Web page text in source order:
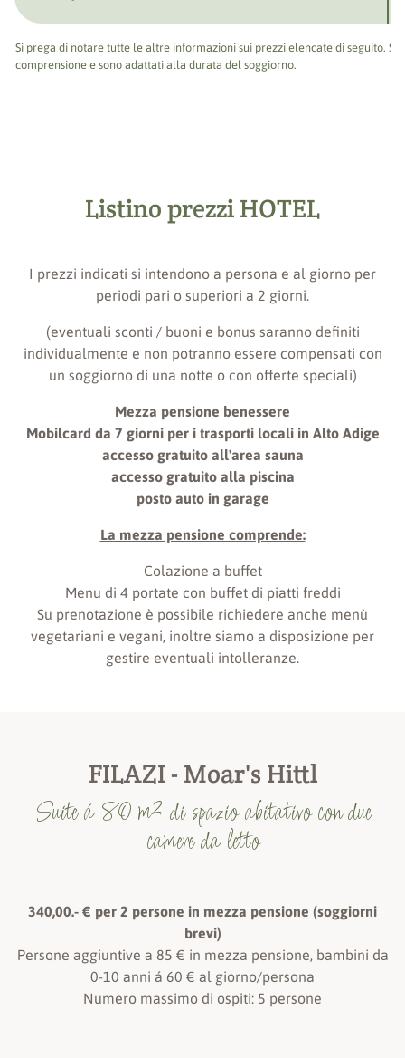
Si prega di notare tutte le altre informazioni sui prezzi elencate di seguito.
comprensione e sono adattati alla durata del soggiorno.
Listino prezzi HOTEL
I prezzi indicati si intendono a persona e al giorno per
periodi pari o superiori a 2 giorni.
(eventuali sconti / buoni e bonus saranno definiti
individualmente e non potranno essere compensati con
un soggiorno di una notte o con offerte speciali)
Mezza pensione benessere
Mobilcard da 7 giorni per i trasporti locali in Alto Adige
accesso gratuito all'area sauna
accesso gratuito alla piscina
posto auto in garage
La mezza pensione comprende:
Colazione a buffet
Menu di 4 portate con buffet di piatti freddi
Su prenotazione è possibile richiedere anche menù
vegetariani e vegani, inoltre siamo a disposizione per
gestire eventuali intolleranze.
FILAZI - Moar's Hittl
Suite á 80 m² di spazio abitativo con due
camere da letto
340,00.- € per 2 persone in mezza pensione (soggiorni
brevi)
Persone aggiuntive a 85 € in mezza pensione, bambini da
0-10 anni á 60 € al giorno/persona
Numero massimo di ospiti: 5 persone